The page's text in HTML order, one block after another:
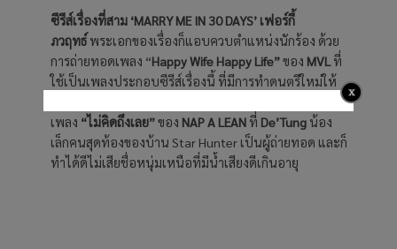
ซีรีส์เรื่องที่สาม ‘MARRY ME IN 30 DAYS’ เฟอร์กี้
ภวฤทธ์ พระเอกของเรื่องก็แอบควบตำแหน่งนักร้อง ด้วย
การถ่ายทอดเพลง “Happy Wife Happy Life”ของ MVL ที่
ใช้เป็นเพลงประกอบซีรีส์เรื่องนี้ ที่มีการทำดนตรีใหม่ให้
เพลง “ไม่คิดถึงเลย”ของ NAP A LEANที่ De’Tung น้อง
เล็กคนสุดท้องของบ้าน Star Hunter เป็นผู้ถ่ายทอด และก็
ทำได้ดีไม่เสียชื่อหนุ่มเหนือที่มีน้ำเสียงดีเกินอายุ